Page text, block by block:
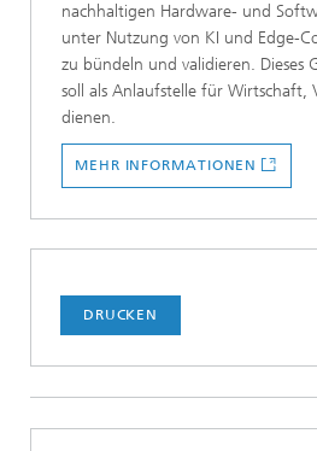
nachhaltigen Hardware- und
unter Nutzung von KI und Edge-
zu bündeln und validieren. Dieses
soll als Anlaufstelle für Wirtschaft,
dienen.
MEHR INFORMATIONEN
DRUCKEN